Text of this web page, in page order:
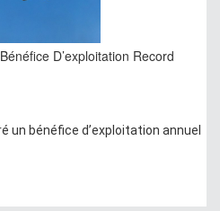
D’exploitation Record
un bénéfice d’exploitation annuel